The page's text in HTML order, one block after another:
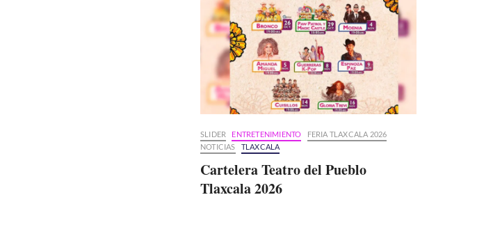
SLIDER ENTRETENIMIENTO
FERIA TLAXCALA 2026
NOTICIAS
TLAXCALA
Cartelera Teatro del Pueblo
Tlaxcala 2026